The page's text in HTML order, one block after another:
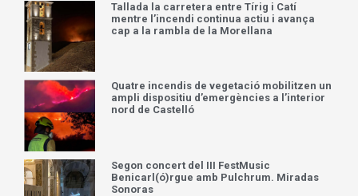
Tallada la carretera entre Tírig i Catí
mentre l’incendi continua actiu i avança
cap a la rambla de la Morellana
Quatre incendis de vegetació mobilitzen un
ampli dispositiu d’emergències a l’interior
nord de Castelló
Segon concert del III FestMusic
Benicarl(ó)rgue amb Pulchrum. Miradas
Sonoras